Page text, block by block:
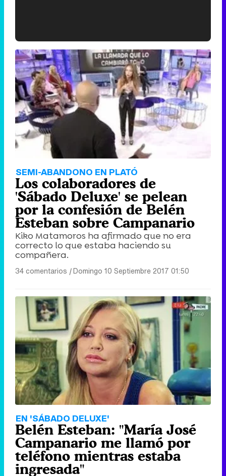
'120 Minutos' celebra sus 2.000 programas en Telemadrid con un vídeo del día a día en la redacción
Tráiler de '33 días', la nueva serie de Atresplayer con Julián Villagrán y José Manuel Poga
Tráiler de la tercera temporada de 'The Walking Dead: Dead City' de AMC+
SEMI-ABANDONO EN PLATÓ
Los colaboradores de
'Sábado Deluxe' se pelean
por la confesión de Belén
Esteban sobre Campanario
Kiko Matamoros ha afirmado que no era
correcto lo que estaba haciendo su
compañera.
34 comentarios |Domingo 10 Septiembre 2017 01:50
EN 'SÁBADO DELUXE'
Belén Esteban: "María José
Campanario me llamó por
teléfono mientras estaba
ingresada"